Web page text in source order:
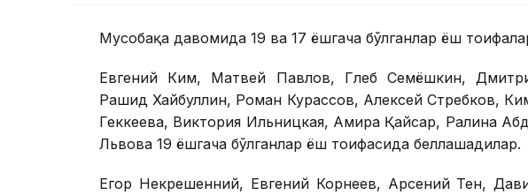
Мусобақа давомида 19 ва 17 ёшгача бўлганлар ёш
Евгений Ким, Матвей Павлов, Глеб Семёшкин,
Рашид Хайбуллин, Роман Курассов, Алексей Стребков,
Геккеева, Виктория Ильницкая, Амира Қайсар, Ралина
Львова 19 ёшгача бўлганлар ёш тоифасида беллашадилар.
Егор Некрешенний, Евгений Корнеев, Арсений Тен,